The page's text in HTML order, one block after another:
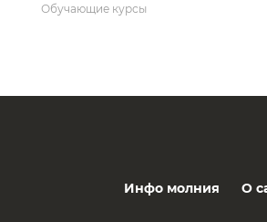
Обучающие курсы
Инфо молния О